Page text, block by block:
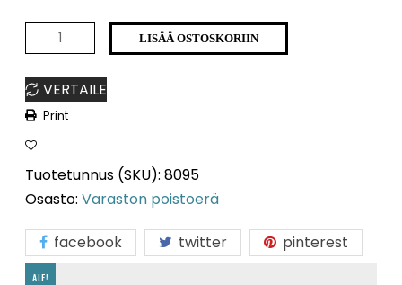
ALE!
määrä
LISÄÄ OSTOSKORIIN
VERTAILE
Print
Tuotetunnus (SKU):8095
Osasto:Varaston poistoerä
facebook twitter pinterest